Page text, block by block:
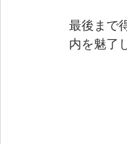
最後まで
内を魅了